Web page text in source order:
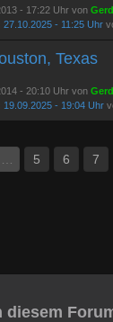
- 17:22 Uhr von
27.10.2025 - 11:25 Uhr
Texas
- 20:10 Uhr von
19.09.2025 - 19:04 Uhr
5 6 7
diesem